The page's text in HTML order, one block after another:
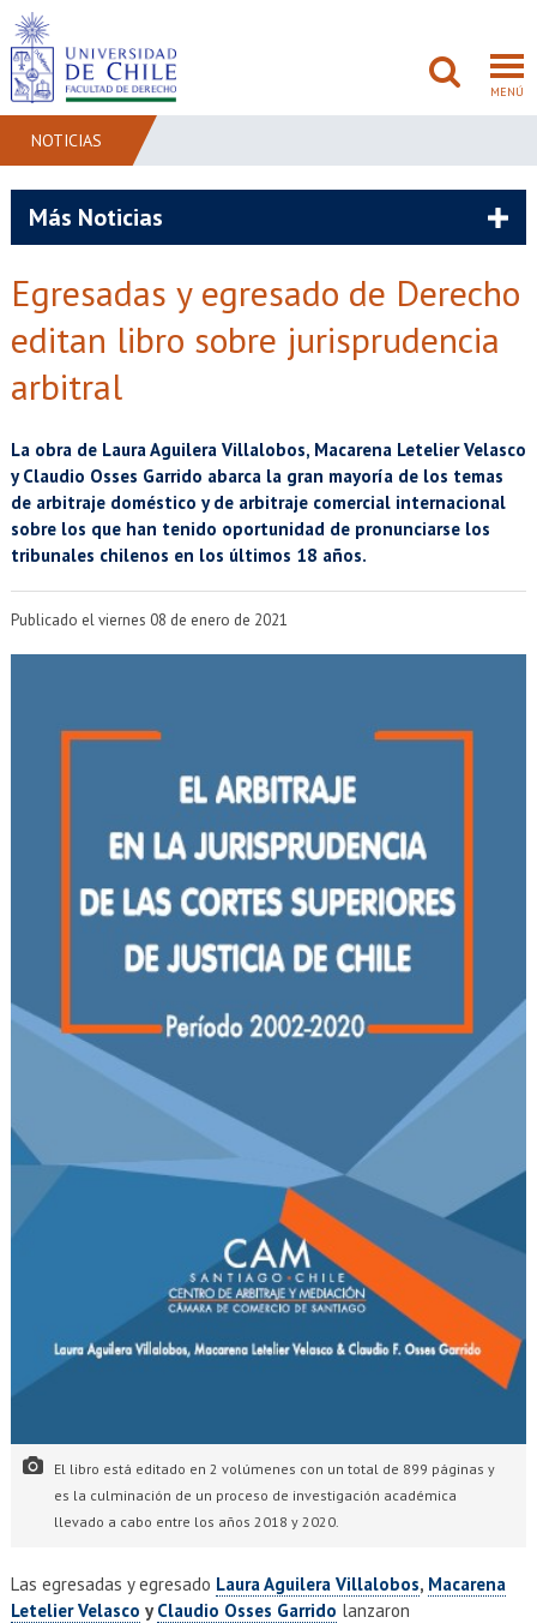
MENÚ
POSTGRADO
BIBLIOTECAS
EXTENSIÓN
Académicos Estudiantes
Egresados Funcionarios
NOTICIAS
Más Noticias
Egresadas y egresado de Derecho
editan libro sobre jurisprudencia
arbitral
La obra de Laura Aguilera Villalobos, Macarena Letelier Velasco
y Claudio Osses Garrido abarca la gran mayoría de los temas
de arbitraje doméstico y de arbitraje comercial internacional
sobre los que han tenido oportunidad de pronunciarse los
tribunales chilenos en los últimos 18 años.
Publicado el viernes 08 de enero de 2021
El libro está editado en 2 volúmenes con un total de 899 páginas y
es la culminación de un proceso de investigación académica
llevado a cabo entre los años 2018 y 2020.
Las egresadas y egresado Laura Aguilera Villalobos, Macarena
Letelier Velasco yClaudio Osses Garrido lanzaron